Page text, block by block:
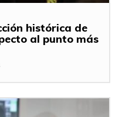
histórica de
al punto más